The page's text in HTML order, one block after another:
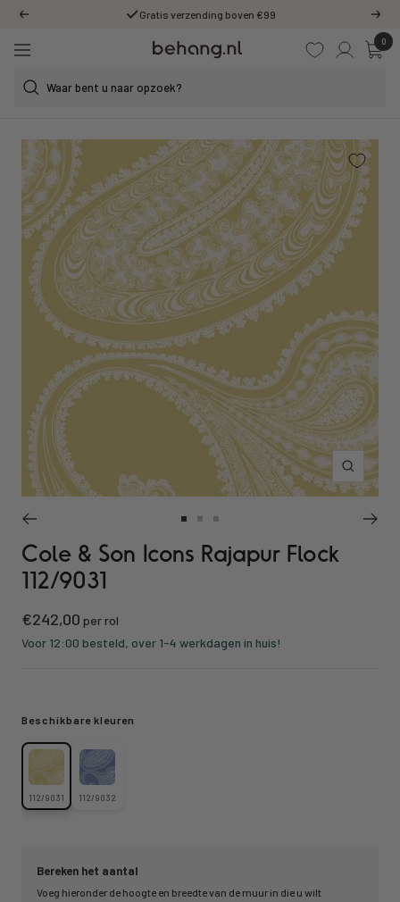
naar
content
Vorige Gratis verzending boven €99
0
Behang.nl
Navigatie
Inzoomen
naarnaarnaar
slide
Cole & Son Icons Rajapur Flock
112/9031
Kortings
prijs
€242,00 per rol
Voor 12:00 besteld, over 1-4 werkdagen in huis!
Bereken het aantal
Voeg hieronder de hoogte en breedte van de muur in die u wilt
Beschikbare kleuren
112/9031 112/9032